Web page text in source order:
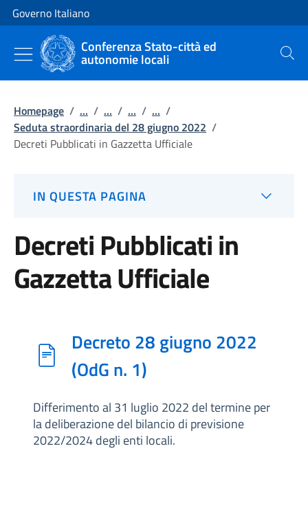
Vai al contenuto
Vai alla navigazione del sito
Governo Italiano
Conferenza Stato-città ed
autonomie locali Cerca
Homepage / ... / ... / ... / ... /
Seduta straordinaria del 28 giugno 2022 /
Decreti Pubblicati in Gazzetta Ufficiale
IN QUESTA PAGINA
Decreti Pubblicati in
Gazzetta Ufficiale
Decreto 28 giugno 2022
(OdG n. 1)
Differimento al 31 luglio 2022 del termine per
la deliberazione del bilancio di previsione
2022/2024 degli enti locali.